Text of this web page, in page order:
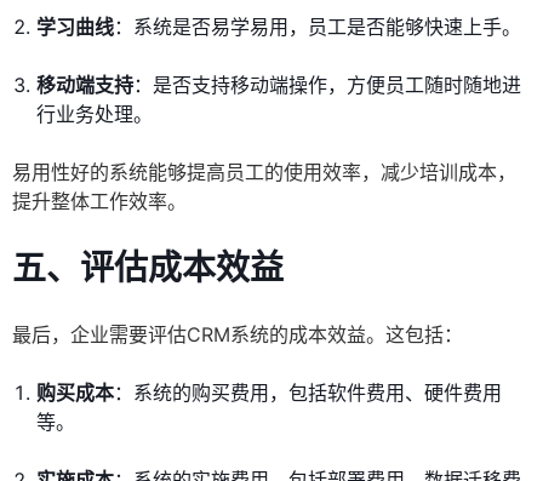
学习曲线：系统是否易学易用，员工是否能够快速上手。
移动端支持：是否支持移动端操作，方便员工随时随地进
行业务处理。
易用性好的系统能够提高员工的使用效率，减少培训成本，
提升整体工作效率。
五、评估成本效益
最后，企业需要评估CRM系统的成本效益。这包括：
购买成本：系统的购买费用，包括软件费用、硬件费用
等。